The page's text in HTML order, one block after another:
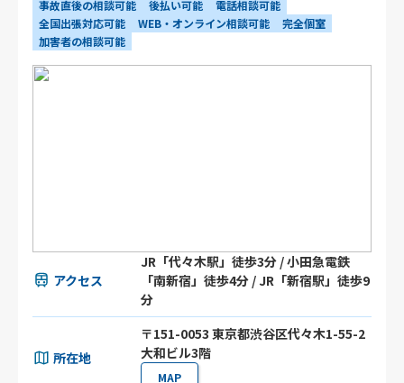
事故直後の相談可能 後払い可能
電話相談可能
全国出張対応可能
WEB・オンライン相談可能
完全個室
加害者の相談可能
アクセス
JR「代々木駅」徒歩3分 / 小田急電鉄
「南新宿」徒歩4分 / JR「新宿駅」徒歩9
分
所在地
〒151-0053 東京都渋谷区代々木1-55-2
大和ビル3階
MAP